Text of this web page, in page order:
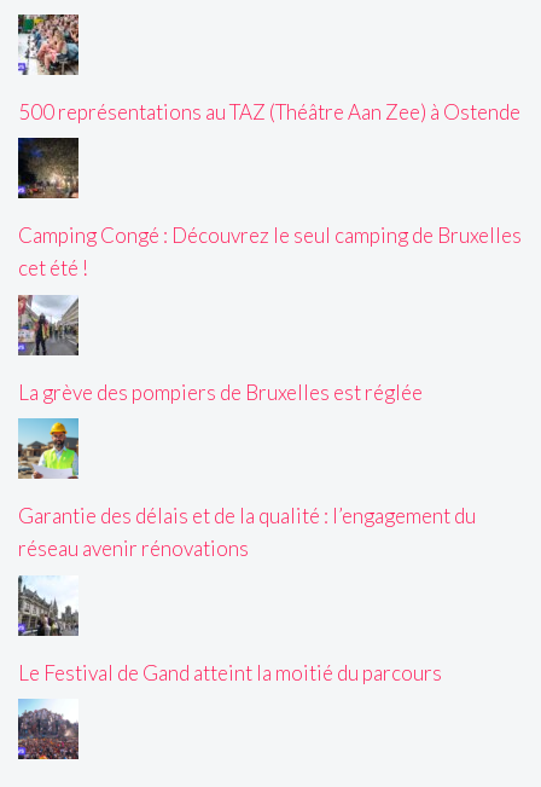
500 représentations au TAZ (Théâtre Aan Zee) à Ostende
Camping Congé : Découvrez le seul camping de Bruxelles
cet été !
La grève des pompiers de Bruxelles est réglée
Garantie des délais et de la qualité : l’engagement du
réseau avenir rénovations
Le Festival de Gand atteint la moitié du parcours